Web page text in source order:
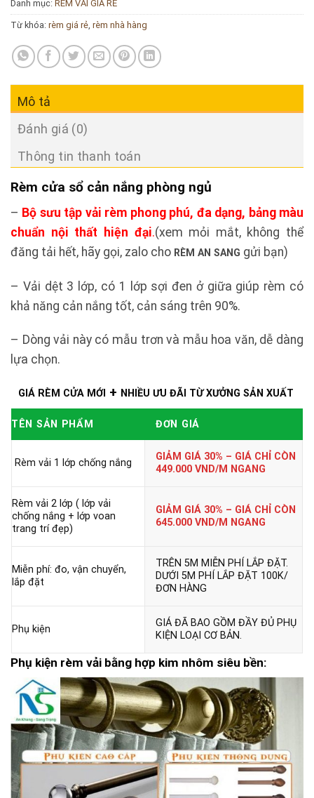
Danh mục: RÈM VẢI GIÁ RẺ
Từ khóa: rèm giá rẻ, rèm nhà hàng
Mô tả
Đánh giá (0)
Thông tin thanh toán
Rèm cửa sổ cản nắng phòng ngủ
– Bộ sưu tập vải rèm phong phú, đa dạng, bảng màu
chuẩn nội thất hiện đại.(xem mỏi mắt, không thể
đăng tải hết, hãy gọi, zalo cho RÈM AN SANG gửi bạn)
– Vải dệt 3 lớp, có 1 lớp sợi đen ở giữa giúp rèm có
khả năng cản nắng tốt, cản sáng trên 90%.
– Dòng vải này có mẫu trơn và mẫu hoa văn, dễ dàng
lựa chọn.
GIÁ RÈM CỬA MỚI + NHIỀU ƯU ĐÃI TỪ XƯỞNG SẢN XUẤT
TÊN SẢN PHẨM ĐƠN GIÁ
Rèm vải 1 lớp chống nắng
GIẢM GIÁ 30% – GIÁ CHỈ CÒN
449.000 VND/M NGANG
Rèm vải 2 lớp ( lớp vải
chống nắng + lớp voan
trang trí đẹp)
GIẢM GIÁ 30% – GIÁ CHỈ CÒN
645.000 VND/M NGANG
Miễn phí: đo, vận chuyển,
lắp đặt
TRÊN 5M MIỄN PHÍ LẮP ĐẶT.
DƯỚI 5M PHÍ LẮP ĐẶT 100K/
ĐƠN HÀNG
Phụ kiện
GIÁ ĐÃ BAO GỒM ĐẦY ĐỦ PHỤ
KIỆN LOẠI CƠ BẢN.
Phụ kiện rèm vải bằng hợp kim nhôm siêu bền: